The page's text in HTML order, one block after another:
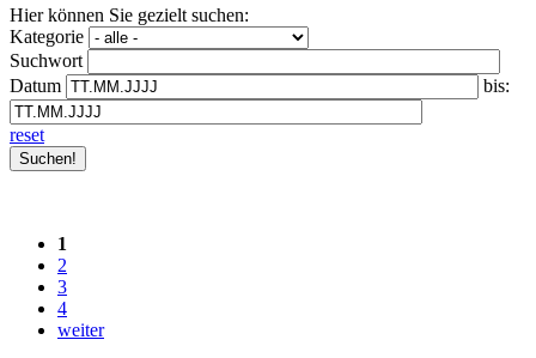
Hier können Sie gezielt suchen:
Kategorie
Suchwort
Datum
bis:
reset
1
2
3
4
weiter